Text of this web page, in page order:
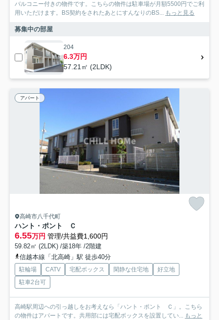
バルコニー付きの物件です。こちらの物件は駐車場が月額5500円でご利
用いただけます。BS契約をされたあとにすんなりのBS... もっと見る
募集中の部屋
204
6.3万円
57.21㎡ (2LDK)
アパート
高崎市八千代町
ハント・ポント Ｃ
6.55万円 管理/共益費1,600円
59.82㎡ (2LDK) /築18年 /2階建
信越本線「北高崎」駅 徒歩40分
駐輪場 CATV 宅配ボックス 閑静な住宅地
好立地
駐車2台可
高崎駅周辺への引っ越しをお考えなら「ハント・ポント Ｃ」。こちら
の物件はアパートです。共用部には宅配ボックスを設置してい... もっと